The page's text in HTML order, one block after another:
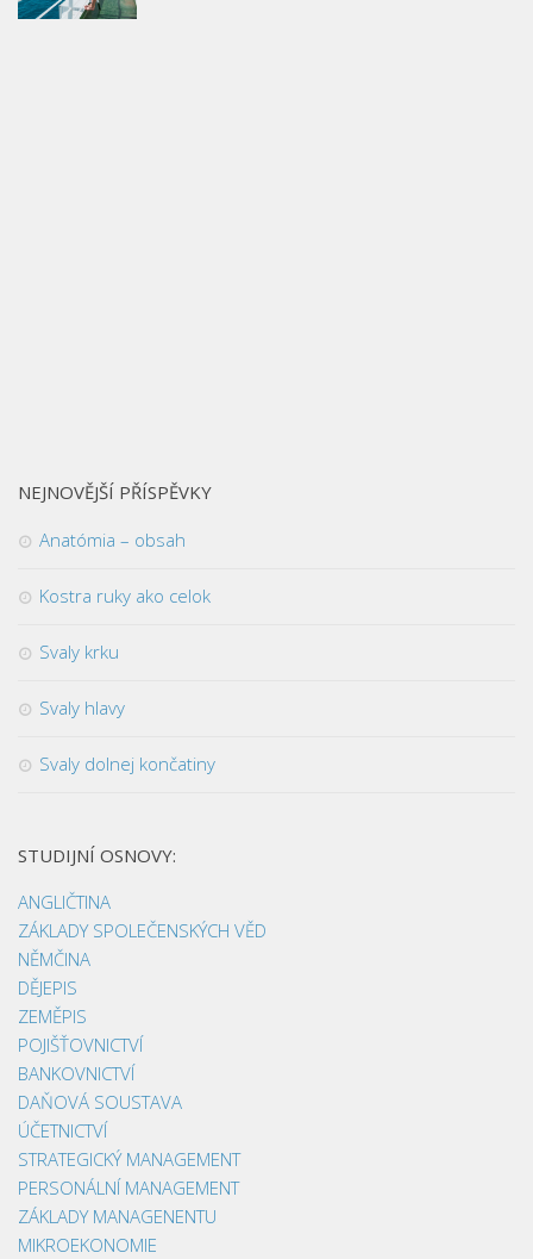
NEJNOVĚJŠÍ PŘÍSPĚVKY
Anatómia – obsah
Kostra ruky ako celok
Svaly krku
Svaly hlavy
Svaly dolnej končatiny
STUDIJNÍ OSNOVY:
ANGLIČTINA
ZÁKLADY SPOLEČENSKÝCH VĚD
NĚMČINA
DĚJEPIS
ZEMĚPIS
POJIŠŤOVNICTVÍ
BANKOVNICTVÍ
DAŇOVÁ SOUSTAVA
ÚČETNICTVÍ
STRATEGICKÝ MANAGEMENT
PERSONÁLNÍ MANAGEMENT
ZÁKLADY MANAGENENTU
MIKROEKONOMIE